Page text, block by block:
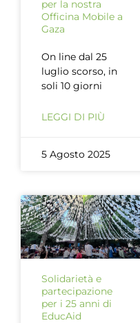
per la nostra
Officina Mobile a
Gaza
On line dal 25
luglio scorso, in
soli 10 giorni
LEGGI DI PIÙ
5 Agosto 2025
Solidarietà e
partecipazione
per i 25 anni di
EducAid